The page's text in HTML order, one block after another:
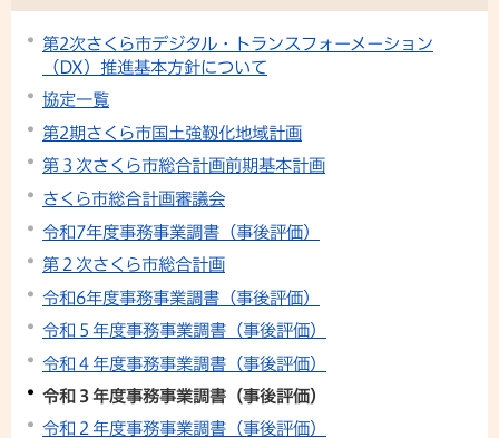
第2次さくら市デジタル・トランスフォーメーション
（DX）推進基本方針について
協定一覧
第2期さくら市国土強靱化地域計画
第３次さくら市総合計画前期基本計画
さくら市総合計画審議会
令和7年度事務事業調書（事後評価）
第２次さくら市総合計画
令和6年度事務事業調書（事後評価）
令和５年度事務事業調書（事後評価）
令和４年度事務事業調書（事後評価）
令和３年度事務事業調書（事後評価）
令和２年度事務事業調書（事後評価）